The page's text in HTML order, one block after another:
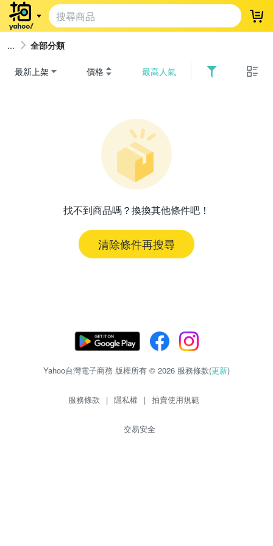
登
全部分類
最新上架 價格 最高人氣
找不到商品嗎？換換其他條件吧！
清除條件再搜尋
Yahoo台灣電子商務 版權所有 © 2026 服務條款(更新)
服務條款 | 隱私權 | 拍賣使用規範
交易安全